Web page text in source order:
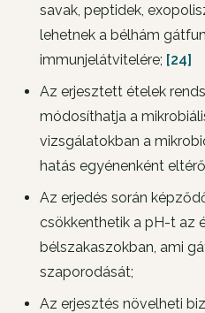
savak, peptidek,
lehetnek a bélhám
immunjelátvitelére; [24]
Az erjesztett ételek
módosíthatja a
vizsgálatokban a
hatás egyénenként
Az erjedés során
csökkenthetik a pH-t az
bélszakaszokban, ami
szaporodását;
Az erjesztés növelheti